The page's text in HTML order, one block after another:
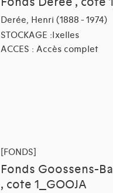
Derée, Henri (1888 - 1974)
STOCKAGE :Ixelles
ACCES : Accès complet
[FONDS]
Fonds Goossens-
, cote 1_GOOJA